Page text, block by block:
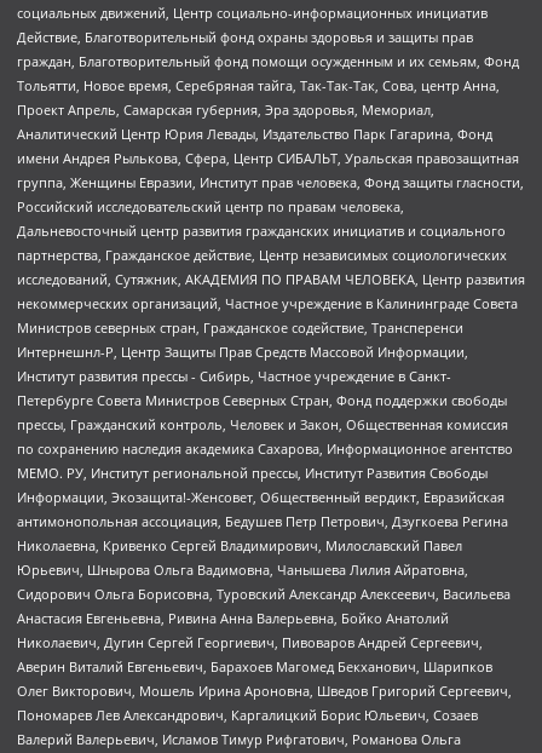
социальных движений, Центр социально-информационных инициатив
Действие, Благотворительный фонд охраны здоровья и защиты прав
граждан, Благотворительный фонд помощи осужденным и их семьям, Фонд
Тольятти, Новое время, Серебряная тайга, Так-Так-Так, Сова, центр Анна,
Проект Апрель, Самарская губерния, Эра здоровья, Мемориал,
Аналитический Центр Юрия Левады, Издательство Парк Гагарина, Фонд
имени Андрея Рылькова, Сфера, Центр СИБАЛЬТ, Уральская правозащитная
группа, Женщины Евразии, Институт прав человека, Фонд защиты гласности,
Российский исследовательский центр по правам человека,
Дальневосточный центр развития гражданских инициатив и социального
партнерства, Гражданское действие, Центр независимых социологических
исследований, Сутяжник, АКАДЕМИЯ ПО ПРАВАМ ЧЕЛОВЕКА, Центр развития
некоммерческих организаций, Частное учреждение в Калининграде Совета
Министров северных стран, Гражданское содействие, Трансперенси
Интернешнл-Р, Центр Защиты Прав Средств Массовой Информации,
Институт развития прессы - Сибирь, Частное учреждение в Санкт-
Петербурге Совета Министров Северных Стран, Фонд поддержки свободы
прессы, Гражданский контроль, Человек и Закон, Общественная комиссия
по сохранению наследия академика Сахарова, Информационное агентство
МЕМО. РУ, Институт региональной прессы, Институт Развития Свободы
Информации, Экозащита!-Женсовет, Общественный вердикт, Евразийская
антимонопольная ассоциация, Бедушев Петр Петрович, Дзугкоева Регина
Николаевна, Кривенко Сергей Владимирович, Милославский Павел
Юрьевич, Шнырова Ольга Вадимовна, Чанышева Лилия Айратовна,
Сидорович Ольга Борисовна, Туровский Александр Алексеевич, Васильева
Анастасия Евгеньевна, Ривина Анна Валерьевна, Бойко Анатолий
Николаевич, Дугин Сергей Георгиевич, Пивоваров Андрей Сергеевич,
Аверин Виталий Евгеньевич, Барахоев Магомед Бекханович, Шарипков
Олег Викторович, Мошель Ирина Ароновна, Шведов Григорий Сергеевич,
Пономарев Лев Александрович, Каргалицкий Борис Юльевич, Созаев
Валерий Валерьевич, Исламов Тимур Рифгатович, Романова Ольга